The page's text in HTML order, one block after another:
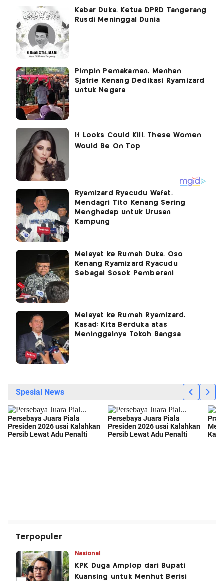
Kabar Duka, Ketua DPRD Tangerang
Rusdi Meninggal Dunia
Pimpin Pemakaman, Menhan
Sjafrie Kenang Dedikasi Ryamizard
untuk Negara
Ryamizard Ryacudu Wafat,
Mendagri Tito Kenang Sering
Menghadap untuk Urusan
Kampung
Melayat ke Rumah Duka, Oso
Kenang Ryamizard Ryacudu
Sebagai Sosok Pemberani
Melayat ke Rumah Ryamizard,
Kasad: Kita Berduka atas
Meninggalnya Tokoh Bangsa
Terpopuler
Nasional
KPK Duga Amplop dari Bupati
Kuansing untuk Menhut Berisi